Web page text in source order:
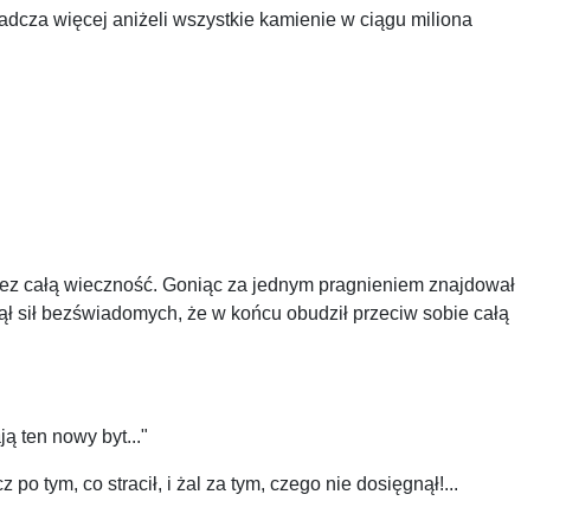
więcej aniżeli wszystkie kamienie w ciągu miliona
całą wieczność. Goniąc za jednym pragnieniem znajdował
sił bezświadomych, że w końcu obudził przeciw sobie całą
ten nowy byt..."
tym, co stracił, i żal za tym, czego nie dosięgnął!...